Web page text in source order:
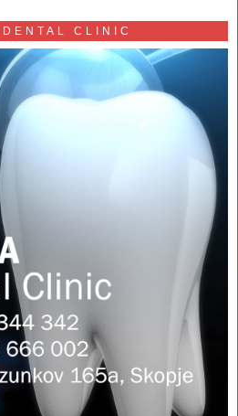
DENTAL CLINIC